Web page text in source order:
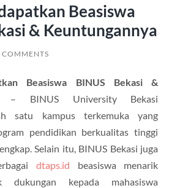
Beasiswa
& Keuntungannya
COMMENTS
Beasiswa BINUS Bekasi &
BINUS University Bekasi
satu kampus terkemuka yang
pendidikan berkualitas tinggi
Selain itu, BINUS Bekasi juga
dtaps.id beasiswa menarik
dukungan kepada mahasiswa